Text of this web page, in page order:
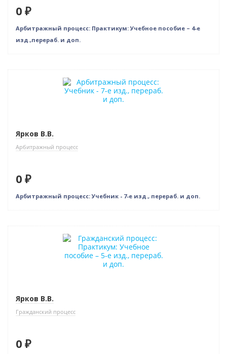
0 ₽
Арбитражный процесс: Практикум: Учебное пособие – 4-е
изд.,перераб. и доп.
Нет в наличии
Ярков В.В.
Арбитражный процесс
0 ₽
Арбитражный процесс: Учебник - 7-е изд., перераб. и доп.
Нет в наличии
Ярков В.В.
Гражданский процесс
0 ₽